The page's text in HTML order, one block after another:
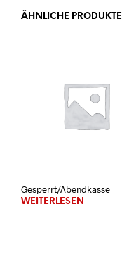
ÄHNLICHE PRODUKTE
Gesperrt/Abendkasse
WEITERLESEN